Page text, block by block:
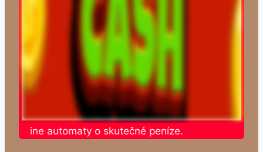
online automaty o skutečné peníze.